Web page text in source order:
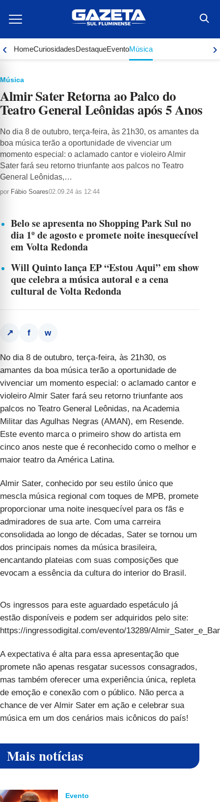
para
conteúdo
‹ HomeCuriosidadesDestaqueEventoMúsica ›
Música
Almir Sater Retorna ao Palco do
Teatro General Leônidas após 5 Anos
No dia 8 de outubro, terça-feira, às 21h30, os amantes da
boa música terão a oportunidade de vivenciar um
momento especial: o aclamado cantor e violeiro Almir
Sater fará seu retorno triunfante aos palcos no Teatro
General Leônidas,…
por Fábio Soares02.09.24 às 12:44
Belo se apresenta no Shopping Park Sul no
dia 1º de agosto e promete noite inesquecível
em Volta Redonda
Will Quinto lança EP “Estou Aqui” em show
que celebra a música autoral e a cena
cultural de Volta Redonda
↗ f w
No dia 8 de outubro, terça-feira, às 21h30, os
amantes da boa música terão a oportunidade de
vivenciar um momento especial: o aclamado cantor e
violeiro Almir Sater fará seu retorno triunfante aos
palcos no Teatro General Leônidas, na Academia
Militar das Agulhas Negras (AMAN), em Resende.
Este evento marca o primeiro show do artista em
cinco anos neste que é reconhecido como o melhor e
maior teatro da América Latina.
Almir Sater, conhecido por seu estilo único que
mescla música regional com toques de MPB, promete
proporcionar uma noite inesquecível para os fãs e
admiradores de sua arte. Com uma carreira
consolidada ao longo de décadas, Sater se tornou um
dos principais nomes da música brasileira,
encantando plateias com suas composições que
evocam a essência da cultura do interior do Brasil.
Os ingressos para este aguardado espetáculo já
estão disponíveis e podem ser adquiridos pelo site:
https://ingressodigital.com/evento/13289/
A expectativa é alta para essa apresentação que
promete não apenas resgatar sucessos consagrados,
mas também oferecer uma experiência única, repleta
de emoção e conexão com o público. Não perca a
chance de ver Almir Sater em ação e celebrar sua
música em um dos cenários mais icônicos do país!
Mais notícias
Evento